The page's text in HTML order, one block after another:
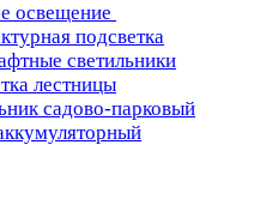
освещение
подсветка
светильники
лестницы
садово-парковый